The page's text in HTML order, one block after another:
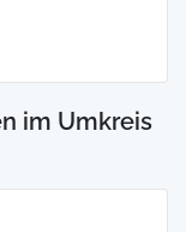
im Umkreis